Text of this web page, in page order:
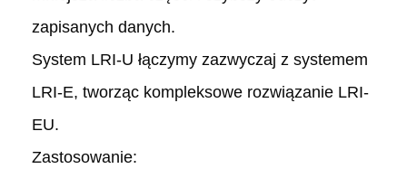
zapisanych danych.
System LRI-U łączymy zazwyczaj z systemem
LRI-E, tworząc kompleksowe rozwiązanie LRI-
EU.
Zastosowanie: